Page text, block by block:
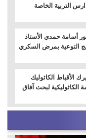
التربية الخاصة
أسامة حمدي الأستاذ
التوعية بمرض السكري
الأقباط الكاثوليك
الكاثوليكية لبحث آفاق